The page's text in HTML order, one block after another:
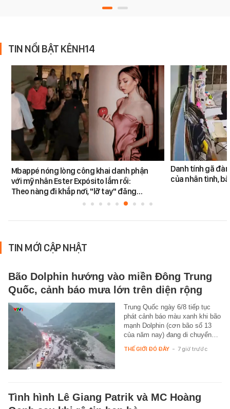
TIN NỔI BẬT KÊNH14
Mbappé nóng lòng công khai danh phận
với mỹ nhân Ester Expósito lắm rồi:
Theo nàng đi khắp nơi, "lỡ tay" đăng…
Danh tính gã
của nhân tình,
TIN MỚI CẬP NHẬT
Bão Dolphin hướng vào miền Đông Trung
Quốc, cảnh báo mưa lớn trên diện rộng
Trung Quốc ngày 6/8 tiếp tục
phát cảnh báo màu xanh khi bão
mạnh Dolphin (cơn bão số 13
của năm nay) đang di chuyển…
THẾ GIỚI ĐÓ ĐÂY - 7 giờ trước
Tình hình Lê Giang Patrik và MC Hoàng